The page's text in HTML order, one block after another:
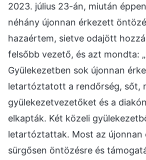
2023. július 23-án, miután
néhány újonnan érkezett
hazaértem, sietve odajött
felsőbb vezető, és azt mondta:
Gyülekezetben sok újonnan
letartóztatott a rendőrség, sőt,
gyülekezetvezetőket és a
elkapták. Két közeli
letartóztattak. Most az újonnan
sürgősen öntözésre és